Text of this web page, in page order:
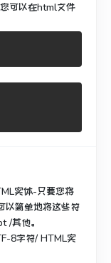
可以在html文件
实体-只要您将
以简单地将这些符
/其他。
8字符/ HTML实